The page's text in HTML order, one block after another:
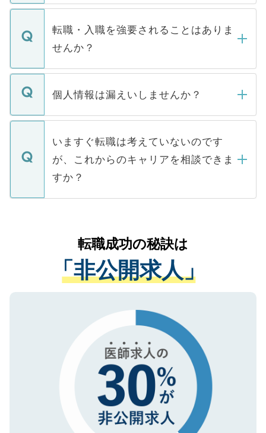
ます。通常、5営業日以内にはご連絡をせて
いただきますので、しばらくお待ちくださ
い。
マイナビDOCTORで取り扱っている求人の
うち約3割は、Webサイトからご覧いただ
けない「非公開求人」です。非公開求人は
下記の理由によって、一般には公開してい
ません。
■応募殺到を避けるため 人気のある医療機
関を公にしてしまうと、応募が殺到する場
に、医療機関が求める条件に合った人材の
みを人材紹介会社に依頼するケースが増え
ています。
転職・入職を強要されることはありま
せんか？
転職・入職を強要することは一切ありませ
ん。また、仮に応募先から内定をいただい
定を承諾する必要はありません。内定先へ
の辞退の連絡はキャリアパートナーが行い
ますので、ご安心ください。
個人情報は漏えいしませんか？
個人情報が漏えいすることはありませんの
で、ご安心ください。当サイトからの登録
などで収集したご登録者様の個人情報は、
ご本人のキャリアアップおよび転職活動の
支援を目的に使用いたします。お預かりし
ているすべての個人データはご本人の許可
は、個人情報の取り扱いについての厳密な
管理基準を満たした事業者のみに付与され
る、プライバシーマークを取得済みです。
ご登録いただいた個人情報は、SSL（デー
で、機密保持に関してもご安心ください。
いますぐ転職は考えていないのです
が、これからのキャリアを相談できま
すか？
かがいして、現在の医療機関の状況や紹介
経験をまじえながら、適切なアドバイスを
させていただきます。すぐにご転職をされ
ない方には、長期的なサポートが可能です
ので、まずはご登録ください。
転職成功の秘訣は
「非公開求人」